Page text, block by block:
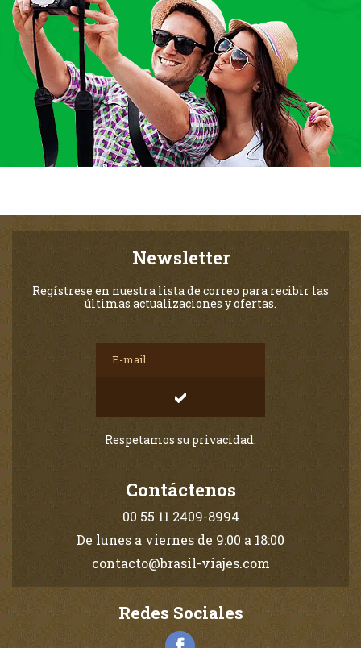
Newsletter
Regístrese en nuestra lista de correo para recibir las
últimas actualizaciones y ofertas.
Respetamos su privacidad.
Contáctenos
00 55 11 2409-8994
De lunes a viernes de 9:00 a 18:00
contacto@brasil-viajes.com
Redes Sociales